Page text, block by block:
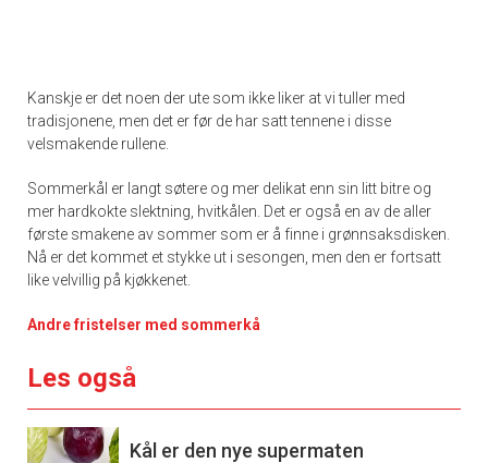
Kanskje er det noen der ute som ikke liker at vi tuller med
tradisjonene, men det er før de har satt tennene i disse
velsmakende rullene.
Sommerkål er langt søtere og mer delikat enn sin litt bitre og
mer hardkokte slektning, hvitkålen. Det er også en av de aller
første smakene av sommer som er å finne i grønnsaksdisken.
Nå er det kommet et stykke ut i sesongen, men den er fortsatt
like velvillig på kjøkkenet.
Andre fristelser med sommerkå
Les også
Kål er den nye supermaten